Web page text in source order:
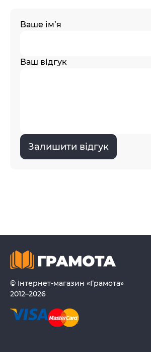
Ваше ім’я
Ваш відгук
Залишити відгук
© Інтернет-магазин «Грамота»
2012–2026